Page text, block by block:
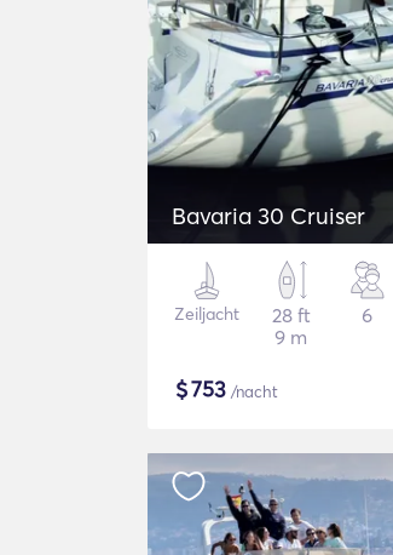
Bavaria 30 Cruiser
Zeiljacht
28 ft
9 m
6
$753 /nacht